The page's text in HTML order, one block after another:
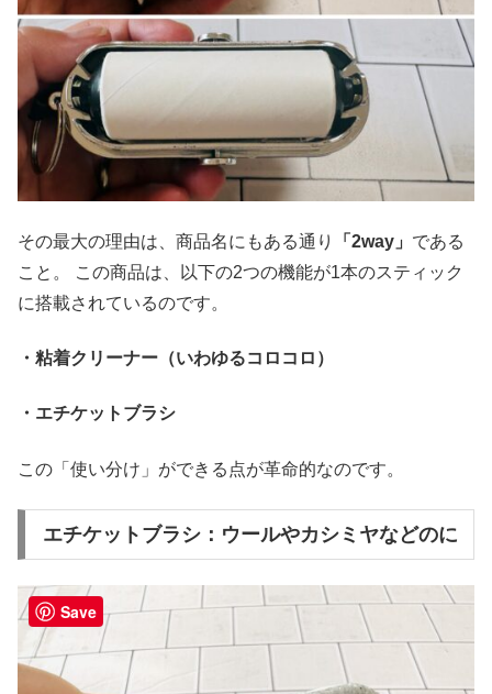
その最大の理由は、商品名にもある通り 「2way」 である
こと。 この商品は、以下の2つの機能が1本のスティック
に搭載されているのです。
・粘着クリーナー（いわゆるコロコロ）
・エチケットブラシ
この「使い分け」ができる点が革命的なのです。
エチケットブラシ：ウールやカシミヤなどのに
Save